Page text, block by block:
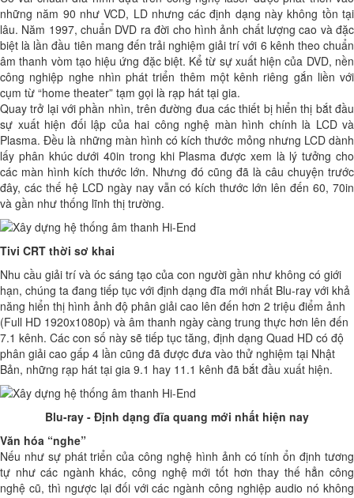
những năm 90 như VCD, LD nhưng các định dạng này không tồn tại
lâu. Năm 1997, chuẩn DVD ra đời cho hình ảnh chất lượng cao và đặc
biệt là lần đầu tiên mang đến trải nghiệm giải trí với 6 kênh theo chuẩn
âm thanh vòm tạo hiệu ứng đặc biệt. Kể từ sự xuất hiện của DVD, nền
công nghiệp nghe nhìn phát triển thêm một kênh riêng gắn liền với
cụm từ “home theater” tạm gọi là rạp hát tại gia.
Quay trở lại với phần nhìn, trên đường đua các thiết bị hiển thị bắt đầu
sự xuất hiện đối lập của hai công nghệ màn hình chính là LCD và
Plasma. Đều là những màn hình có kích thước mỏng nhưng LCD dành
lấy phân khúc dưới 40in trong khi Plasma được xem là lý tưởng cho
các màn hình kích thước lớn. Nhưng đó cũng đã là câu chuyện trước
đây, các thế hệ LCD ngày nay vẫn có kích thước lớn lên đến 60, 70in
và gần như thống lĩnh thị trường.
Tivi CRT thời sơ khai
Nhu cầu giải trí và óc sáng tạo của con người gần như không có giới
hạn, chúng ta đang tiếp tục với định dạng đĩa mới nhất Blu-ray với khả
năng hiển thị hình ảnh độ phân giải cao lên đến hơn 2 triệu điểm ảnh
(Full HD 1920x1080p) và âm thanh ngày càng trung thực hơn lên đến
7.1 kênh. Các con số này sẽ tiếp tục tăng, định dạng Quad HD có độ
phân giải cao gấp 4 lần cũng đã được đưa vào thử nghiệm tại Nhật
Bản, những rạp hát tại gia 9.1 hay 11.1 kênh đã bắt đầu xuất hiện.
Blu-ray - Định dạng đĩa quang mới nhất hiện nay
Văn hóa “nghe”
Nếu như sự phát triển của công nghệ hình ảnh có tính ổn định tương
tự như các ngành khác, công nghệ mới tốt hơn thay thế hẳn công
nghệ cũ, thì ngược lại đối với các ngành công nghiệp audio nó không